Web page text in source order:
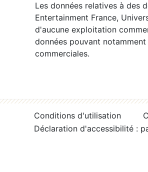
Les données relatives à des
Entertainment France,
d'aucune exploitation
données pouvant
commerciales.
Conditions d'utilisation
Déclaration d'accessibilité :